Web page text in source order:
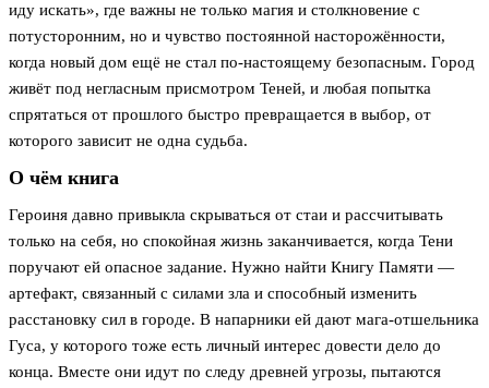
иду искать», где важны не только магия и столкновение с
потусторонним, но и чувство постоянной насторожённости,
когда новый дом ещё не стал по-настоящему безопасным. Город
живёт под негласным присмотром Теней, и любая попытка
спрятаться от прошлого быстро превращается в выбор, от
которого зависит не одна судьба.
О чём книга
Героиня давно привыкла скрываться от стаи и рассчитывать
только на себя, но спокойная жизнь заканчивается, когда Тени
поручают ей опасное задание. Нужно найти Книгу Памяти —
артефакт, связанный с силами зла и способный изменить
расстановку сил в городе. В напарники ей дают мага-отшельника
Гуса, у которого тоже есть личный интерес довести дело до
конца. Вместе они идут по следу древней угрозы, пытаются